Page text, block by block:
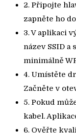
2. Připojte
zapněte ho
3. V aplikaci
název SSID a
minimálně
4. Umístěte
Začněte v
5. Pokud
kabel.
6. Ověřte